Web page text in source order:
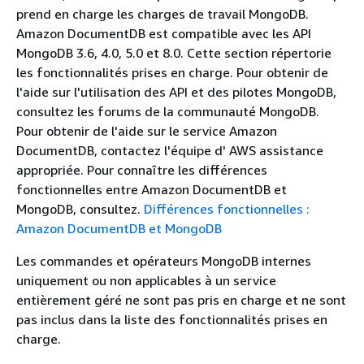
prend en charge les charges de travail MongoDB.
Amazon DocumentDB est compatible avec les API
MongoDB 3.6, 4.0, 5.0 et 8.0. Cette section répertorie
les fonctionnalités prises en charge. Pour obtenir de
l'aide sur l'utilisation des API et des pilotes MongoDB,
consultez les forums de la communauté MongoDB.
Pour obtenir de l'aide sur le service Amazon
DocumentDB, contactez l'équipe d' AWS assistance
appropriée. Pour connaître les différences
fonctionnelles entre Amazon DocumentDB et
MongoDB, consultez. Différences fonctionnelles :
Amazon DocumentDB et MongoDB
Les commandes et opérateurs MongoDB internes
uniquement ou non applicables à un service
entièrement géré ne sont pas pris en charge et ne sont
pas inclus dans la liste des fonctionnalités prises en
charge.